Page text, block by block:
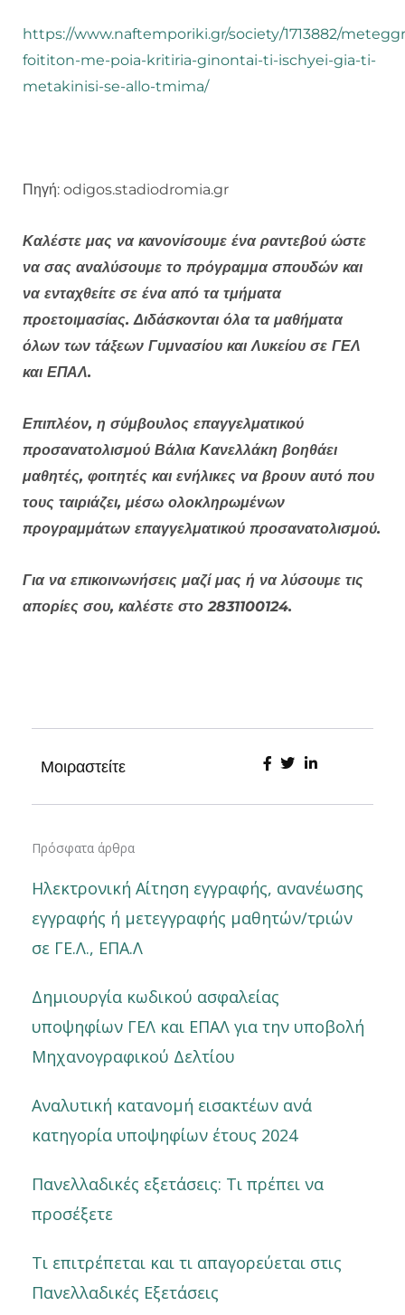
https://www.naftemporiki.gr/society/1713882/
foititon-me-poia-kritiria-ginontai-ti-ischyei-gia-ti-
metakinisi-se-allo-tmima/
Πηγή: odigos.stadiodromia.gr
Καλέστε μας να κανονίσουμε ένα ραντεβού ώστε
να σας αναλύσουμε το πρόγραμμα σπουδών και
να ενταχθείτε σε ένα από τα τμήματα
προετοιμασίας. Διδάσκονται όλα τα μαθήματα
όλων των τάξεων Γυμνασίου και Λυκείου σε ΓΕΛ
και ΕΠΑΛ.
Επιπλέον, η σύμβουλος επαγγελματικού
προσανατολισμού Βάλια Κανελλάκη βοηθάει
μαθητές, φοιτητές και ενήλικες να βρουν αυτό που
τους ταιριάζει, μέσω ολοκληρωμένων
προγραμμάτων επαγγελματικού προσανατολισμού.
Για να επικοινωνήσεις μαζί μας ή να λύσουμε τις
απορίες σου, καλέστε στο 2831100124.
Μοιραστείτε
Πρόσφατα άρθρα
Ηλεκτρονική Αίτηση εγγραφής, ανανέωσης
εγγραφής ή μετεγγραφής μαθητών/τριών
σε ΓΕ.Λ., ΕΠΑ.Λ
Δημιουργία κωδικού ασφαλείας
υποψηφίων ΓΕΛ και ΕΠΑΛ για την υποβολή
Μηχανογραφικού Δελτίου
Αναλυτική κατανομή εισακτέων ανά
κατηγορία υποψηφίων έτους 2024
Πανελλαδικές εξετάσεις: Τι πρέπει να
προσέξετε
Τι επιτρέπεται και τι απαγορεύεται στις
Πανελλαδικές Εξετάσεις